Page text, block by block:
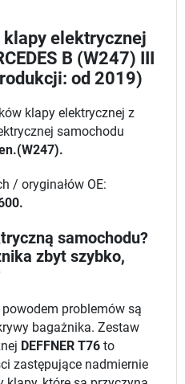
klapy elektrycznej
B (W247) III
od 2019)
klapy elektrycznej z
samochodu
/ oryginałów OE:
samochodu?
zbyt szybko,
problemów są
bagażnika. Zestaw
DEFFNER T76 to
zastępujące nadmiernie